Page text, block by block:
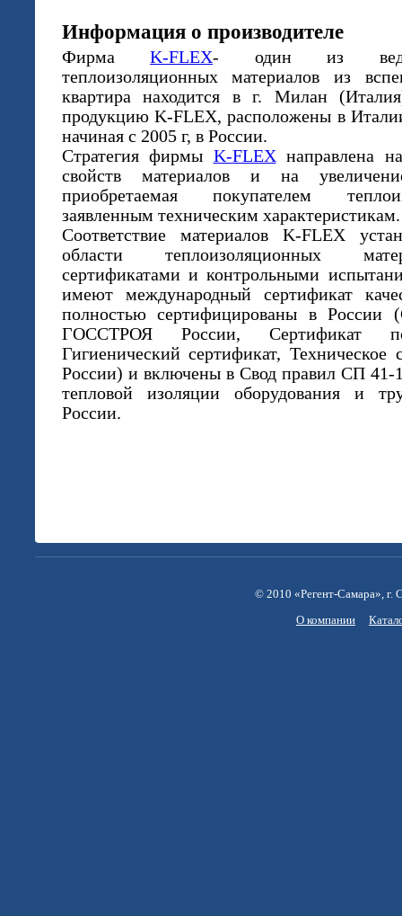
Информация о производителе
ФирмаK-FLEX- один из
теплоизоляционных материалов из
квартира находится в г. Милан
продукцию K-FLEX, расположены в
начиная с 2005 г, в России.
Стратегия фирмы K-FLEXнаправлена
свойств материалов и на
приобретаемая покупателем
заявленным техническим характеристикам.
Соответствие материалов K-FLEX
области теплоизоляционных
сертификатами и контрольными
имеют международный сертификат
полностью сертифицированы в России
ГОССТРОЯ России, Сертификат
Гигиенический сертификат,
России) и включены в Свод правил СП 41-
тепловой изоляции оборудования и
России.
© 2010 «Регент-Самара», г.
О компании